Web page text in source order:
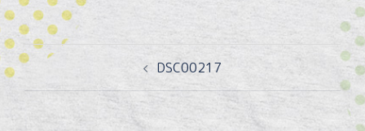
投
ナ
DSC00217